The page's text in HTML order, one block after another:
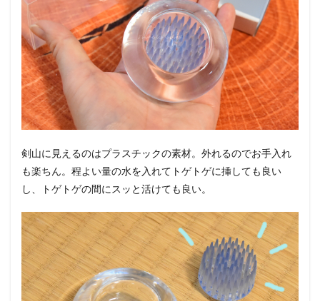
剣山に見えるのはプラスチックの素材。外れるのでお手入れ
も楽ちん。程よい量の水を入れてトゲトゲに挿しても良い
し、トゲトゲの間にスッと活けても良い。